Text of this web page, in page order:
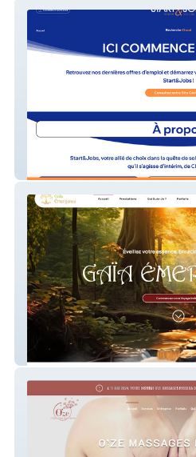
Gaia Emergence